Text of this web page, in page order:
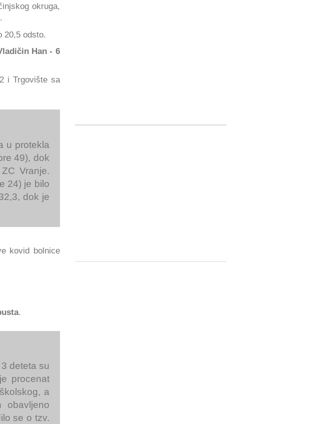
okruga,
20,5 odsto.
Han - 6
i Trgovište sa
u protekla
49), dok
Vranje.
24) je bilo
dok je
kovid bolnice
.
deteta su
procenat
a
se o tzv.